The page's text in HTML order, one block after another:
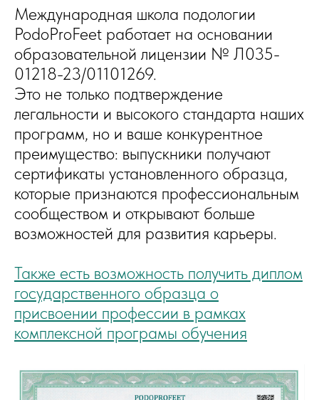
Международная школа подологии
PodoProFeet работает на основании
образовательной лицензии № Л035-
01218-23/01101269.
Это не только подтверждение
легальности и высокого стандарта наших
программ, но и ваше конкурентное
преимущество: выпускники получают
сертификаты установленного образца,
которые признаются профессиональным
сообществом и открывают больше
возможностей для развития карьеры.
Также есть возможность получить диплом
государственного образца о
присвоении профессии в рамках
комплексной програмы обучения